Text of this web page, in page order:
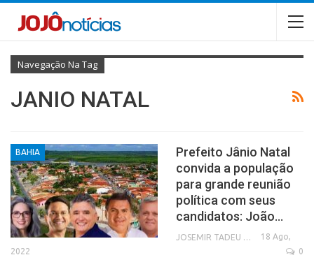
Navegação Na Tag
JANIO NATAL
BAHIA
Prefeito Jânio Natal
convida a população
para grande reunião
política com seus
candidatos: João…
18 Ago,
2022
0